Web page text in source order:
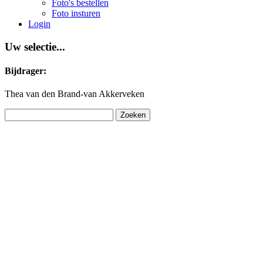
Foto's bestellen
Foto insturen
Login
Uw selectie...
Bijdrager:
Thea van den Brand-van Akkerveken